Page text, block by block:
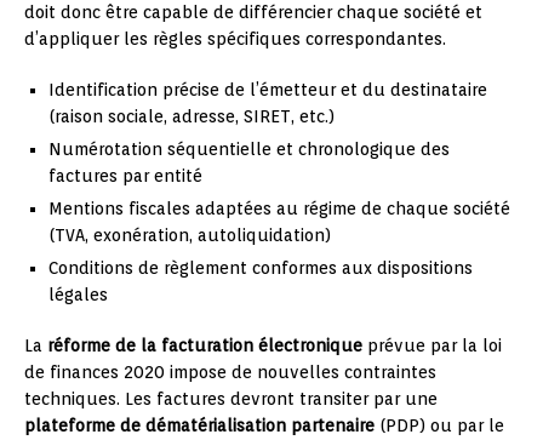
doit donc être capable de différencier chaque société et
d’appliquer les règles spécifiques correspondantes.
Identification précise de l’émetteur et du destinataire
(raison sociale, adresse, SIRET, etc.)
Numérotation séquentielle et chronologique des
factures par entité
Mentions fiscales adaptées au régime de chaque société
(TVA, exonération, autoliquidation)
Conditions de règlement conformes aux dispositions
légales
La réforme de la facturation électronique prévue par la loi
de finances 2020 impose de nouvelles contraintes
techniques. Les factures devront transiter par une
plateforme de dématérialisation partenaire (PDP) ou par le